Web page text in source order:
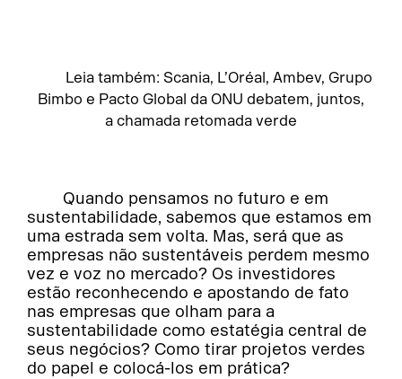
Leia também: Scania, L’Oréal, Ambev, Grupo
Bimbo e Pacto Global da ONU debatem, juntos,
a chamada retomada verde
Quando pensamos no futuro e em
sustentabilidade, sabemos que estamos em
uma estrada sem volta. Mas, será que as
empresas não sustentáveis perdem mesmo
vez e voz no mercado? Os investidores
estão reconhecendo e apostando de fato
nas empresas que olham para a
sustentabilidade como estatégia central de
seus negócios? Como tirar projetos verdes
do papel e colocá-los em prática?